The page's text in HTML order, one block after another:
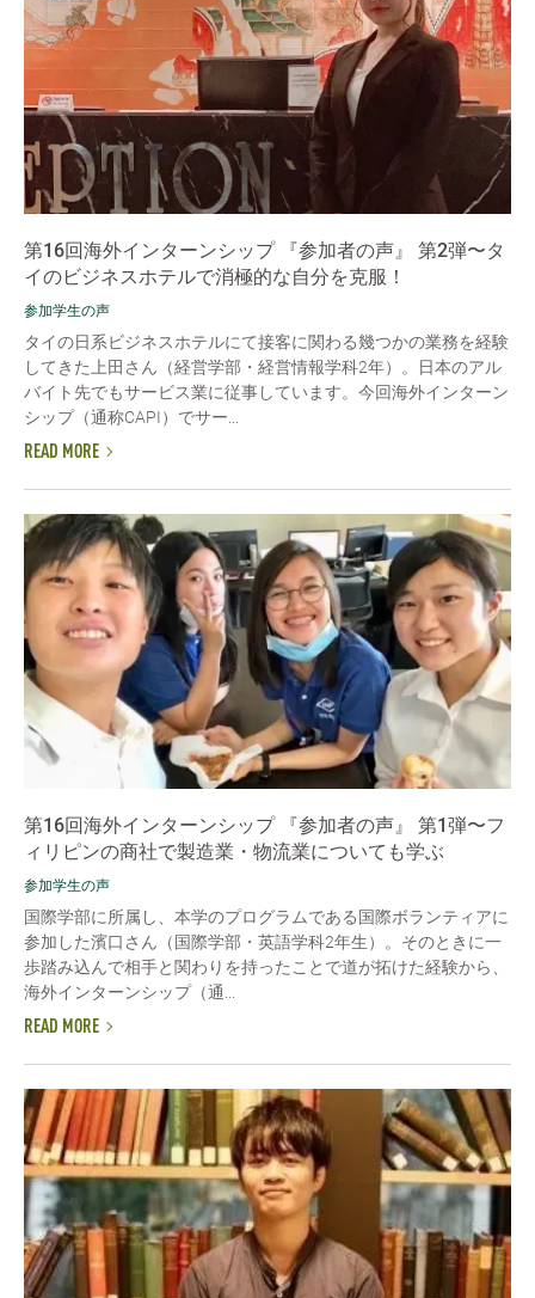
第16回海外インターンシップ 『参加者の声』 第2弾〜タ
イのビジネスホテルで消極的な自分を克服！
参加学生の声
タイの日系ビジネスホテルにて接客に関わる幾つかの業務を経験
してきた上田さん（経営学部・経営情報学科2年）。日本のアル
バイト先でもサービス業に従事しています。今回海外インターン
シップ（通称CAPI）でサー...
READ MORE
第16回海外インターンシップ 『参加者の声』 第1弾〜フ
ィリピンの商社で製造業・物流業についても学ぶ
参加学生の声
国際学部に所属し、本学のプログラムである国際ボランティアに
参加した濱口さん（国際学部・英語学科2年生）。そのときに一
歩踏み込んで相手と関わりを持ったことで道が拓けた経験から、
海外インターンシップ（通...
READ MORE